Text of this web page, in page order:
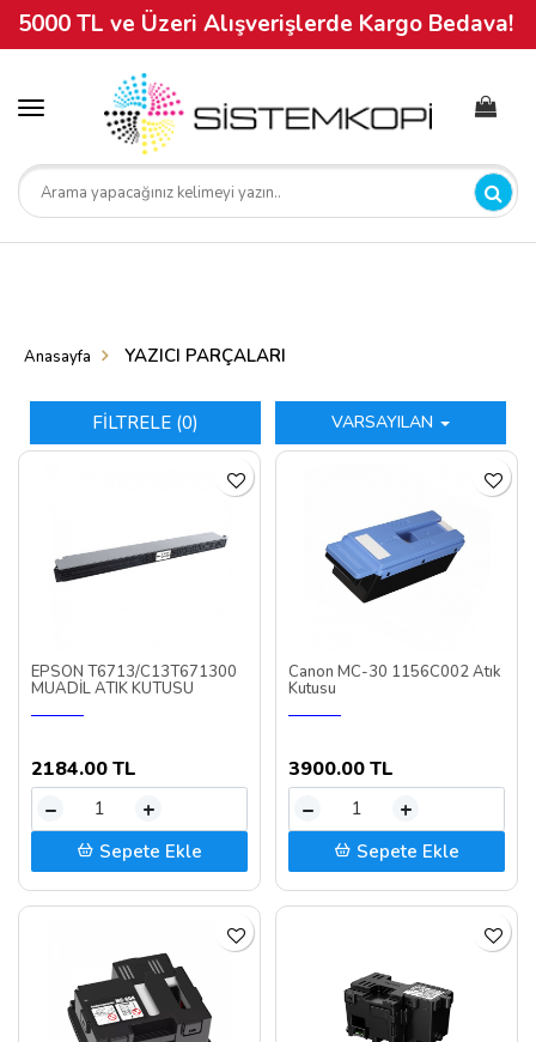
5000 TL ve Üzeri Alışverişlerde Kargo Bedava!
Toggle
navigation
Anasayfa YAZICI PARÇALARI
FİLTRELE (0) VARSAYILAN
EPSON T6713/C13T671300
MUADİL ATIK KUTUSU
2184.00 TL
– +
Sepete Ekle
Canon MC-30 1156C002 Atık
Kutusu
3900.00 TL
– +
Sepete Ekle